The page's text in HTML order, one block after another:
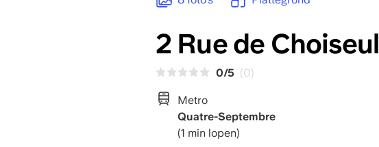
2 Rue de Choiseul
0/5 (0)
Metro
Quatre-Septembre
(1 min lopen)